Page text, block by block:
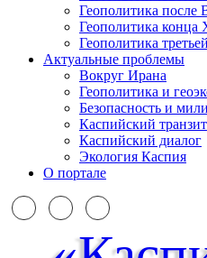
Геополитика
Геополитика
Геополитика
Актуальные проблемы
Вокруг Ирана
Геополитика и
Безопасность и
Каспийский транзит
Каспийский диалог
Экология Каспия
О портале